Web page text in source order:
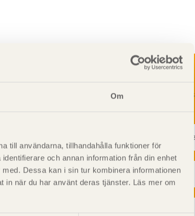
Om
till användarna, tillhandahålla funktioner för
och annan information från din enhet
Dessa kan i sin tur kombinera informationen
in när du har använt deras tjänster. Läs mer om
deras
Prenumerera på Svenskt Träs